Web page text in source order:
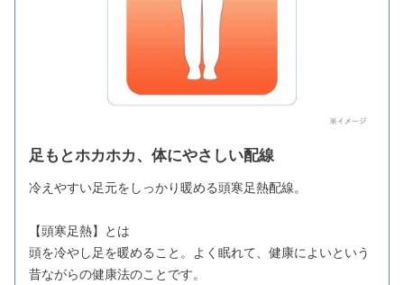
足もとホカホカ、体にやさしい配線
冷えやすい足元をしっかり暖める頭寒足熱配線。
【頭寒足熱】とは
頭を冷やし足を暖めること。よく眠れて、健康によいという
昔ながらの健康法のことです。